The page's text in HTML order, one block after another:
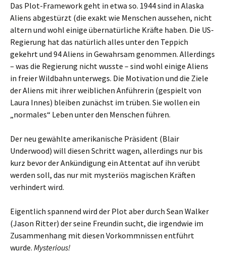
Das Plot-Framework geht in etwa so. 1944 sind in Alaska
Aliens abgestürzt (die exakt wie Menschen aussehen, nicht
altern und wohl einige übernatürliche Kräfte haben. Die US-
Regierung hat das natürlich alles unter den Teppich
gekehrt und 94 Aliens in Gewahrsam genommen. Allerdings
– was die Regierung nicht wusste – sind wohl einige Aliens
in freier Wildbahn unterwegs. Die Motivation und die Ziele
der Aliens mit ihrer weiblichen Anführerin (gespielt von
Laura Innes) bleiben zunächst im trüben. Sie wollen ein
„normales“ Leben unter den Menschen führen.
Der neu gewählte amerikanische Präsident (Blair
Underwood) will diesen Schritt wagen, allerdings nur bis
kurz bevor der Ankündigung ein Attentat auf ihn verübt
werden soll, das nur mit mysteriös magischen Kräften
verhindert wird.
Eigentlich spannend wird der Plot aber durch Sean Walker
(Jason Ritter) der seine Freundin sucht, die irgendwie im
Zusammenhang mit diesen Vorkommnissen entführt
wurde. Mysterious!